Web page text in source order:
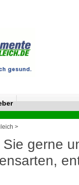
>
gerne